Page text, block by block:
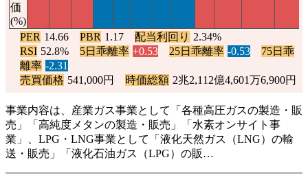
価
(%)
PER 14.66 PBR 1.17 配当利回り 2.34%
RSI 52.8% 5日乖離率 +0.53 25日乖離率 -0.53
75日乖
離率 -2.31
売買価格 541,000円 時価総額 2兆2,112億4,601万6,900円
事業内容は、産業ガス事業として「各種高圧ガスの製造・販
売」「高純度メタンの製造・販売」「水素オンサイト事
業」、LPG・LNG事業として「液化天然ガス（LNG）の輸
送・販売」「液化石油ガス（LPG）の販…